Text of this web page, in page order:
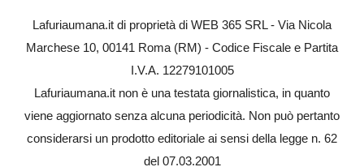
Lafuriaumana.it di proprietà di WEB 365 SRL - Via Nicola
Marchese 10, 00141 Roma (RM) - Codice Fiscale e Partita
I.V.A. 12279101005
Lafuriaumana.it non è una testata giornalistica, in quanto
viene aggiornato senza alcuna periodicità. Non può pertanto
considerarsi un prodotto editoriale ai sensi della legge n. 62
del 07.03.2001